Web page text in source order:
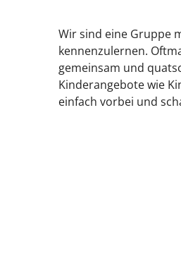
Wir sind eine Gruppe
kennenzulernen.
gemeinsam und
Kinderangebote wie
einfach vorbei und